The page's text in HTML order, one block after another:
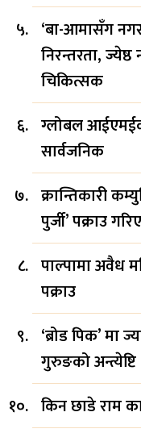
‘बा-आमासँग
निरन्तरता,
चिकित्सक
ग्लोबल
सार्वजनिक
क्रान्तिकारी
पुर्जी’ पक्राउ
पाल्पामा अवैध
पक्राउ
‘ब्रोड पिक’ मा
गुरुङको अन्त्येष्टि
किन छाडे राम